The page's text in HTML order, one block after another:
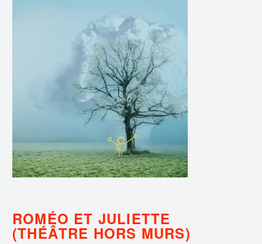
ROMÉO ET JULIETTE
(THÉÂTRE HORS MURS)